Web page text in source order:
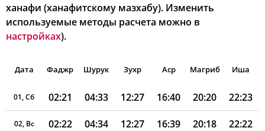
ханафи (ханафитскому мазхабу). Изменить
используемые методы расчета можно в
настройках).
Дата Фаджр Шурук Зухр Аср Магриб Иша
01, Сб 02:21 04:33 12:27 16:40 20:20 22:23
02, Вс 02:22 04:34 12:27 16:39 20:18 22:22